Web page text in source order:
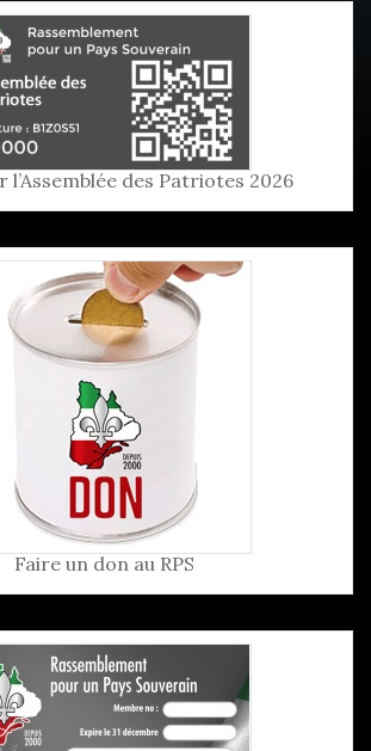
l’Assemblée des Patriotes 2026
Faire un don au RPS